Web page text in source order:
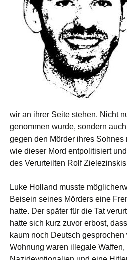
wir an ihrer Seite stehen. Nicht
genommen wurde, sondern
gegen den Mörder ihres Sohnes
wie dieser Mord entpolitisiert
des Verurteilten Rolf
Luke Holland musste
Beisein seines Mörders eine
hatte. Der später für die Tat
hatte sich kurz zuvor erbost,
kaum noch Deutsch
Wohnung waren illegale